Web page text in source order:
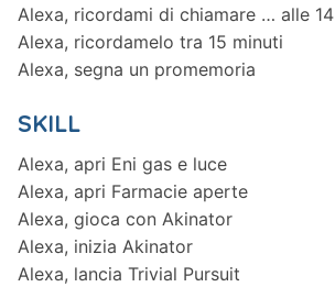
Alexa, ricordami di chiamare … alle 14
Alexa, ricordamelo tra 15 minuti
Alexa, segna un promemoria
SKILL
Alexa, apri Eni gas e luce
Alexa, apri Farmacie aperte
Alexa, gioca con Akinator
Alexa, inizia Akinator
Alexa, lancia Trivial Pursuit